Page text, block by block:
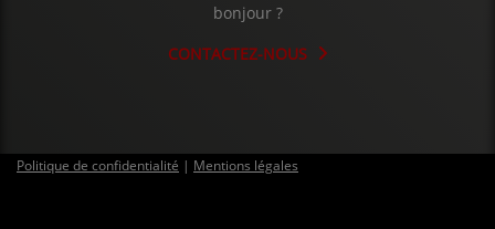
bonjour ?
CONTACTEZ-NOUS
Politique de confidentialité | Mentions légales